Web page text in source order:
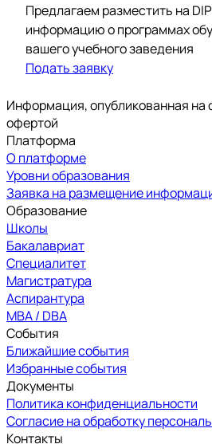
Предлагаем разместить на
информацию о программах
вашего учебного заведения
Подать заявку
Информация, опубликованная на
офертой
Платформа
О платформе
Уровни образования
Заявка на размещение
Образование
Школы
Бакалавриат
Специалитет
Магистратура
Аспирантура
MBA / DBA
События
Ближайшие события
Избранные события
Документы
Политика конфиденциальности
Согласие на обработку
Контакты